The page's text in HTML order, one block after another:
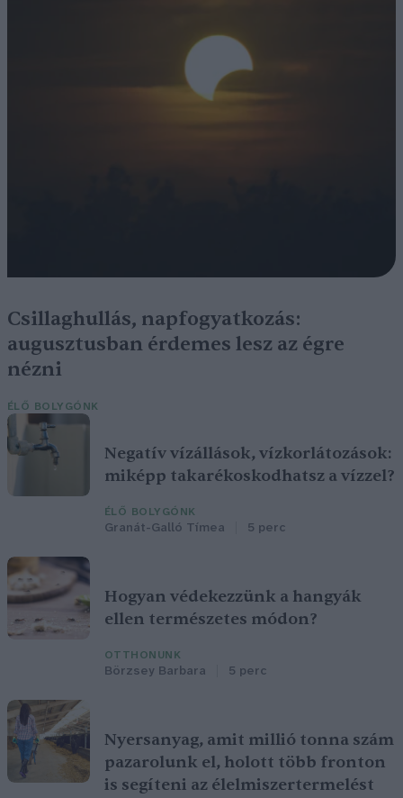
Csillaghullás, napfogyatkozás:
augusztusban érdemes lesz az égre
nézni
ÉLŐ BOLYGÓNK
Negatív vízállások, vízkorlátozások:
miképp takarékoskodhatsz a vízzel?
ÉLŐ BOLYGÓNK
Granát-Galló Tímea 5 perc
Hogyan védekezzünk a hangyák
ellen természetes módon?
OTTHONUNK
Börzsey Barbara 5 perc
Nyersanyag, amit millió tonna szám
pazarolunk el, holott több fronton
is segíteni az élelmiszertermelést